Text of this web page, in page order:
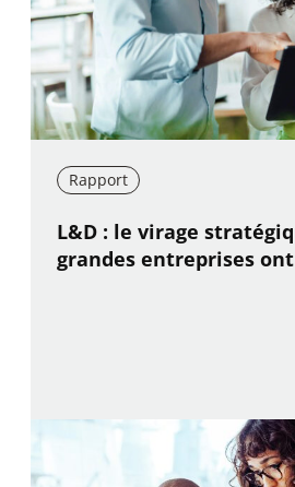
Rapport
New window
L&D : le virage
grandes entreprises